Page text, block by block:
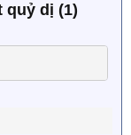
quỷ dị (1)